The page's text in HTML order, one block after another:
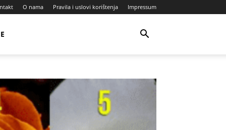
O nama Pravila i uslovi korištenja Impressum